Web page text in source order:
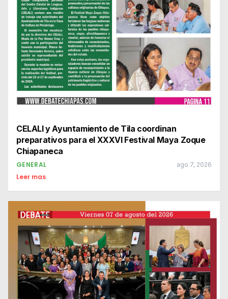
CELALI y Ayuntamiento de Tila coordinan
preparativos para el XXXVI Festival Maya Zoque
Chiapaneca
GENERAL ago 7, 2026
Leer mas